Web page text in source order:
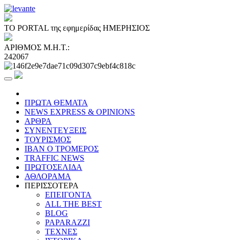
ΤΟ PORTAL της εφημερίδας ΗΜΕΡΗΣΙΟΣ
ΑΡΙΘΜΟΣ Μ.Η.Τ.:
242067
ΠΡΩΤΑ ΘΕΜΑΤΑ
NEWS EXPRESS & OPINIONS
ΑΡΘΡΑ
ΣΥΝΕΝΤΕΥΞΕΙΣ
ΤΟΥΡΙΣΜΟΣ
ΙΒΑΝ Ο ΤΡΟΜΕΡΟΣ
TRAFFIC NEWS
ΠΡΩΤΟΣΕΛΙΔΑ
ΑΘΛΟΡΑΜΑ
ΠΕΡΙΣΣΟΤΕΡΑ
ΕΠΕΙΓΟΝΤΑ
ALL THE BEST
BLOG
PAPARAZZI
ΤΕΧΝΕΣ